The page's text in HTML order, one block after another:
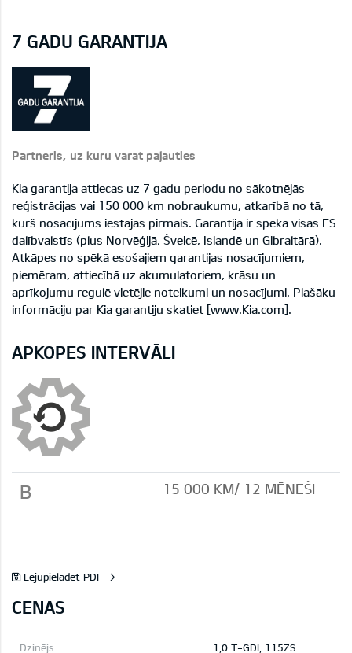
7 GADU GARANTIJA
Partneris, uz kuru varat paļauties
Kia garantija attiecas uz 7 gadu periodu no sākotnējās
reģistrācijas vai 150 000 km nobraukumu, atkarībā no tā,
kurš nosacījums iestājas pirmais. Garantija ir spēkā visās ES
dalībvalstīs (plus Norvēģijā, Šveicē, Islandē un Gibraltārā).
Atkāpes no spēkā esošajiem garantijas nosacījumiem,
piemēram, attiecībā uz akumulatoriem, krāsu un
aprīkojumu regulē vietējie noteikumi un nosacījumi. Plašāku
informāciju par Kia garantiju skatiet [www.Kia.com].
APKOPES INTERVĀLI
B 15 000 KМ/ 12 MĒNEŠI
Lejupielādēt PDF
CENAS
1,0 T-GDI, 115ZS